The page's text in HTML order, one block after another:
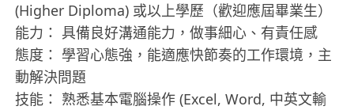
(Higher Diploma) 或以上學歷（歡迎應屆畢業生）
能力： 具備良好溝通能力，做事細心、有責任感
態度： 學習心態強，能適應快節奏的工作環境，主
動解決問題
技能： 熟悉基本電腦操作 (Excel, Word, 中英文輸